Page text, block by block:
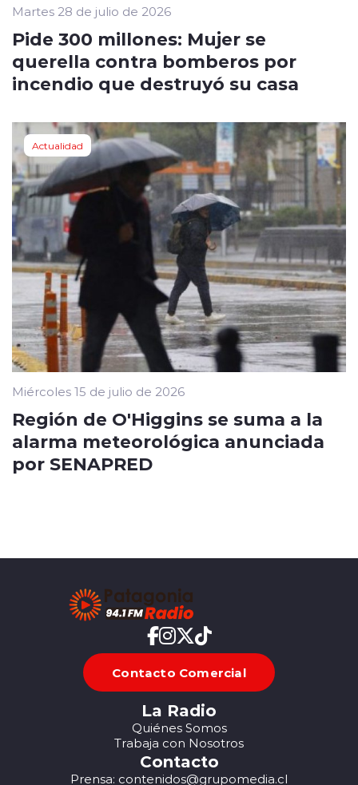
Martes 28 de julio de 2026
Pide 300 millones: Mujer se
querella contra bomberos por
incendio que destruyó su casa
Actualidad
Miércoles 15 de julio de 2026
Región de O'Higgins se suma a la
alarma meteorológica anunciada
por SENAPRED
Contacto Comercial
La Radio
Quiénes Somos
Trabaja con Nosotros
Contacto
Prensa: contenidos@grupomedia.cl